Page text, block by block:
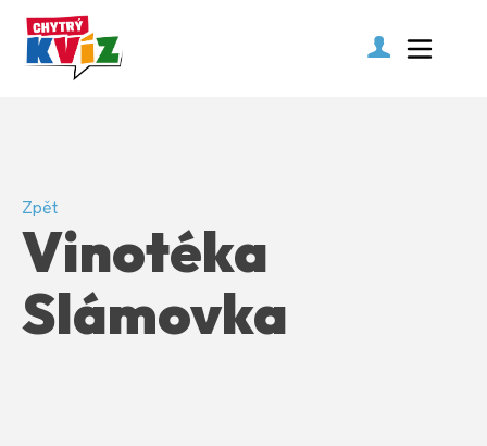
Zpět
Vinotéka
Slámovka